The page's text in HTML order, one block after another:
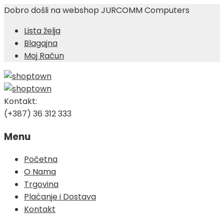
Dobro došli na webshop JURCOMM Computers
Lista želja
Blagajna
Moj Račun
Kontakt:
(+387) 36 312 333
Menu
Skip
content
Početna
O Nama
Trgovina
Plaćanje i Dostava
Kontakt